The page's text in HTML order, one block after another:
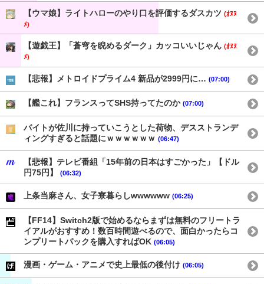
【ウマ娘】ライトハローのやり口を評価するダスカツ (ｵﾇﾇ
ﾒ)
【遊戯王】「蒼穹を睨めるダーク」カッコいいじゃん (ｵﾇﾇ
ﾒ)
【悲報】メトロイドプライム4 新品が2999円に… (07:00)
【艦これ】フランスってSHS持ってたのか (07:00)
バイトが佐川に持っていこうとした荷物、デスストランデ
ィングすぎると話題にｗｗｗｗｗｗ (06:47)
【悲報】テレビ番組「15年前の日本はすごかった」【ドル
円75円】
(06:32)
上条当麻さん、女子寮暮らしwwwwww (06:25)
【FF14】Switch2版で始めるならまずは無料のフリートラ
イアルがおすすめ！数百時間遊べるので、面白かったらコ
ンプリートパックを購入すればOK (06:05)
漫画・ゲーム・アニメで史上最低の後付け (06:05)